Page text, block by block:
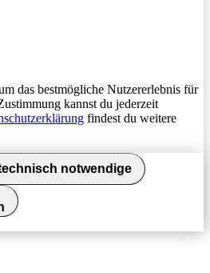
das bestmögliche Nutzererlebnis für
kannst du jederzeit
findest du weitere
notwendige